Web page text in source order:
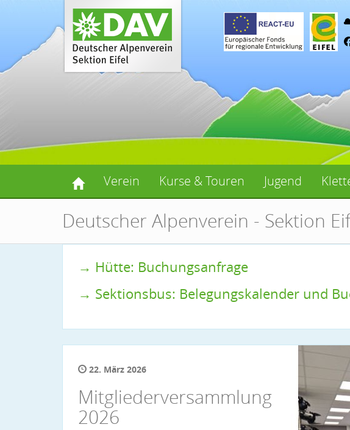
Verein Kurse & Touren Jugend
Deutscher Alpenverein - Sektion
→ Hütte: Buchungsanfrage
→ Sektionsbus: Belegungskalender und
22. März 2026
Mitgliederversammlung
2026